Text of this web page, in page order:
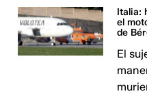
Italia:
el
de
El